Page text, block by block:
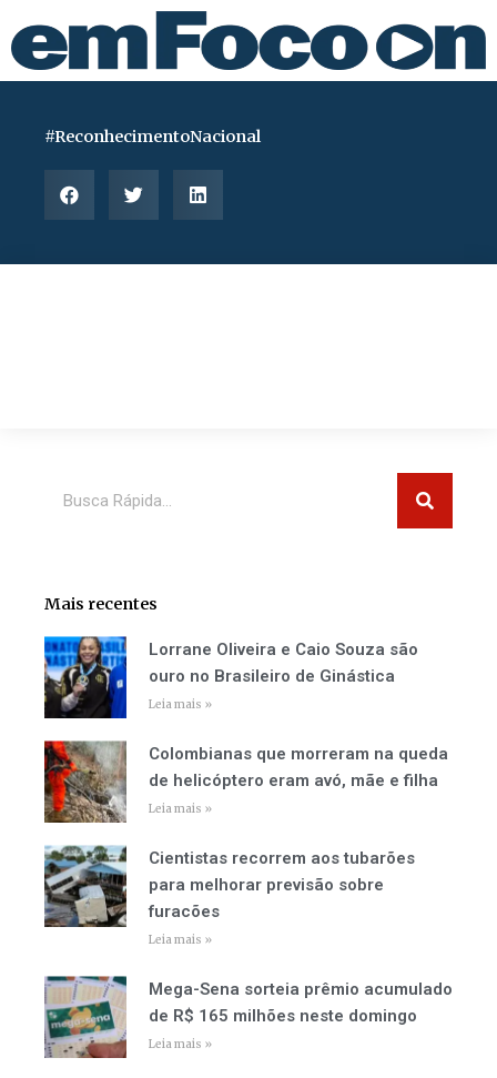
para
#ReconhecimentoNacional
Mais recentes
Lorrane Oliveira e Caio Souza são
ouro no Brasileiro de Ginástica
Leia mais »
Colombianas que morreram na queda
de helicóptero eram avó, mãe e filha
Leia mais »
Cientistas recorrem aos tubarões
para melhorar previsão sobre
furacões
Leia mais »
Mega-Sena sorteia prêmio acumulado
de R$ 165 milhões neste domingo
Leia mais »